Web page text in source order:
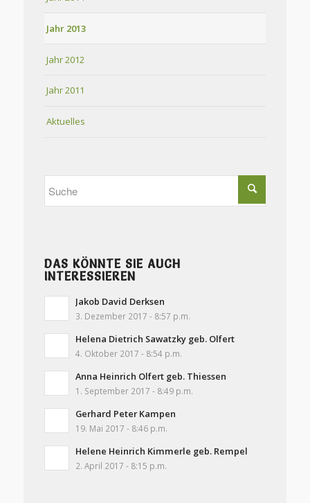
Jahr 2013
Jahr 2012
Jahr 2011
Aktuelles
DAS KÖNNTE SIE AUCH
INTERESSIEREN
Jakob David Derksen
3. Dezember 2017 - 8:57 p.m.
Helena Dietrich Sawatzky geb. Olfert
4. Oktober 2017 - 8:54 p.m.
Anna Heinrich Olfert geb. Thiessen
1. September 2017 - 8:49 p.m.
Gerhard Peter Kampen
19. Mai 2017 - 8:46 p.m.
Helene Heinrich Kimmerle geb. Rempel
2. April 2017 - 8:15 p.m.